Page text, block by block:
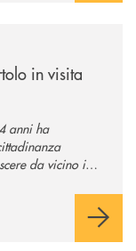
in visita
anni ha
da vicino il